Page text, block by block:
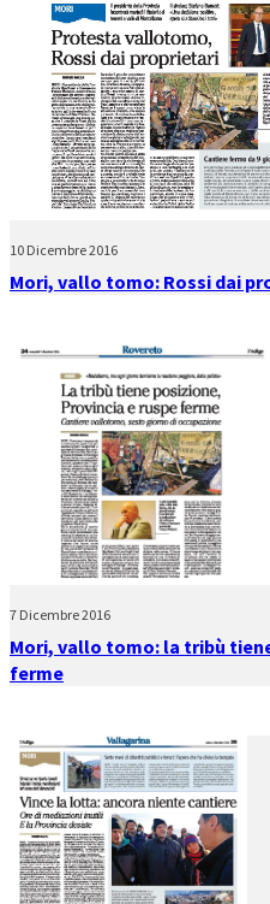
10 Dicembre 2016
Mori, vallo tomo: Rossi dai
7 Dicembre 2016
Mori, vallo tomo: la tribù
ferme